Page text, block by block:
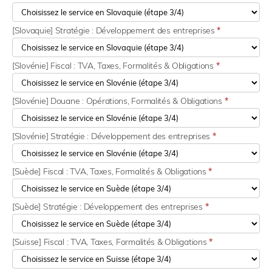
[Slovaquie] Stratégie : Développement des entreprises*
[Slovénie] Fiscal : TVA, Taxes, Formalités & Obligations *
[Slovénie] Douane : Opérations, Formalités & Obligations *
[Slovénie] Stratégie : Développement des entreprises *
[Suède] Fiscal : TVA, Taxes, Formalités & Obligations*
[Suède] Stratégie : Développement des entreprises *
[Suisse] Fiscal : TVA, Taxes, Formalités & Obligations*